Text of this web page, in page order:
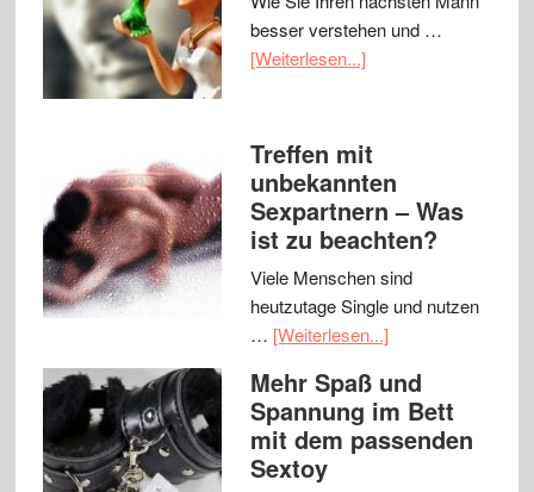
besser verstehen und …
[Weiterlesen...]
Treffen mit
unbekannten
Sexpartnern – Was
ist zu beachten?
Viele Menschen sind
heutzutage Single und nutzen
… [Weiterlesen...]
Mehr Spaß und
Spannung im Bett
mit dem passenden
Sextoy